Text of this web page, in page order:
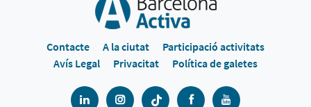
Contacte A la ciutat
Participació activitats
Avís Legal
Privacitat Política de galetes